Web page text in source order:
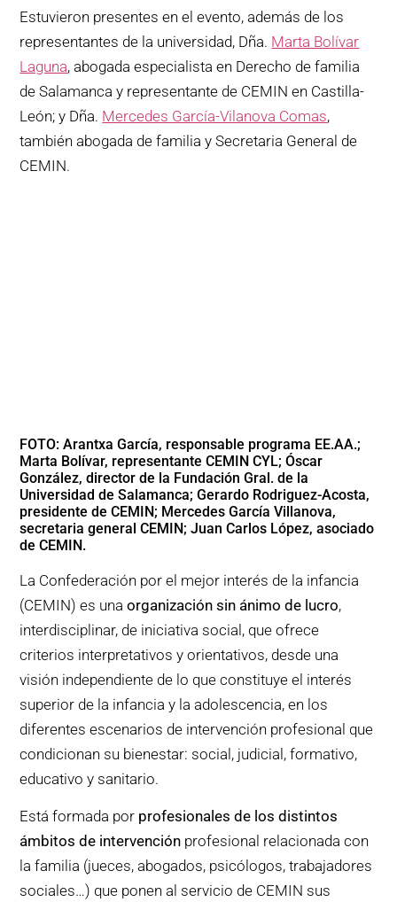
Estuvieron presentes en el evento, además de los
representantes de la universidad, Dña. Marta Bolívar
Laguna, abogada especialista en Derecho de familia
de Salamanca y representante de CEMIN en Castilla-
León; y Dña. Mercedes García-Vilanova Comas,
también abogada de familia y Secretaria General de
CEMIN.
FOTO: Arantxa García, responsable programa EE.AA.;
Marta Bolívar, representante CEMIN CYL; Óscar
González, director de la Fundación Gral. de la
Universidad de Salamanca; Gerardo Rodriguez-Acosta,
presidente de CEMIN; Mercedes García Villanova,
secretaria general CEMIN; Juan Carlos López, asociado
de CEMIN.
La Confederación por el mejor interés de la infancia
(CEMIN) es unaorganización sin ánimo de lucro,
interdisciplinar, de iniciativa social, que ofrece
criterios interpretativos y orientativos, desde una
visión independiente de lo que constituye el interés
superior de la infancia y la adolescencia, en los
diferentes escenarios de intervención profesional que
condicionan su bienestar: social, judicial, formativo,
educativo y sanitario.
Está formada por profesionales de los distintos
ámbitos de intervención profesional relacionada con
la familia (jueces, abogados, psicólogos, trabajadores
sociales…) que ponen al servicio de CEMIN sus